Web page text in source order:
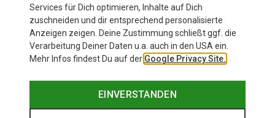
Services für Dich optimieren, Inhalte auf Dich
zuschneiden und dir entsprechend personalisierte
Anzeigen zeigen. Deine Zustimmung schließt ggf. die
Verarbeitung Deiner Daten u.a. auch in den USA ein.
Mehr Infos findest Du auf der Google Privacy Site.
EINVERSTANDEN